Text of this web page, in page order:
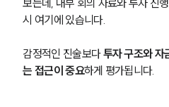
업무
주요 업
시 여기에 있습니다.
감정적인 진술보다 투자 구조와 자
는 접근이 중요하게 평가됩니다.